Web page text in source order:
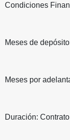
Condiciones
Meses de
Meses por
Duración: